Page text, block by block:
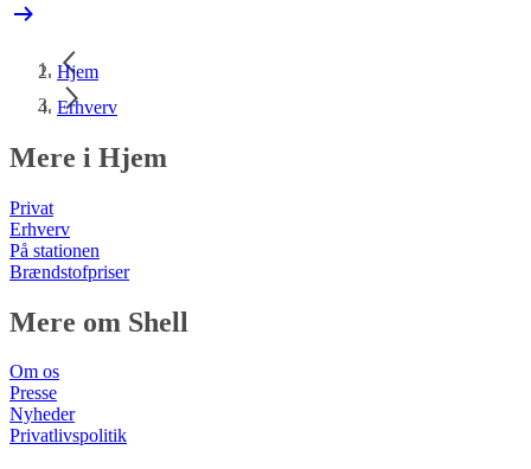
Hjem
Erhverv
Mere i Hjem
Privat
Erhverv
På stationen
Brændstofpriser
Mere om Shell
Om os
Presse
Nyheder
Privatlivspolitik